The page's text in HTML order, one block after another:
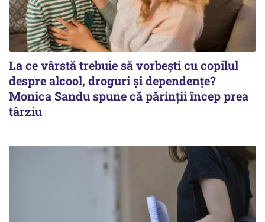
La ce vârstă trebuie să vorbești cu copilul
despre alcool, droguri și dependențe?
Monica Sandu spune că părinții încep prea
târziu